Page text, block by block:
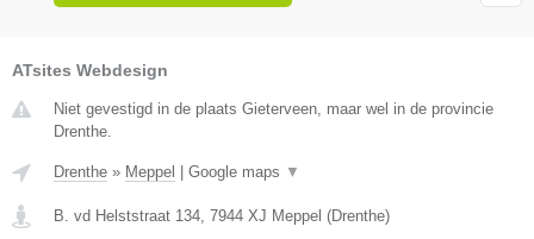
ATsites Webdesign
Niet gevestigd in de plaats Gieterveen, maar wel in de provincie
Drenthe.
Drenthe » Meppel | Google maps ▼
B. vd Helststraat 134 7944 XJ Meppel (Drenthe)